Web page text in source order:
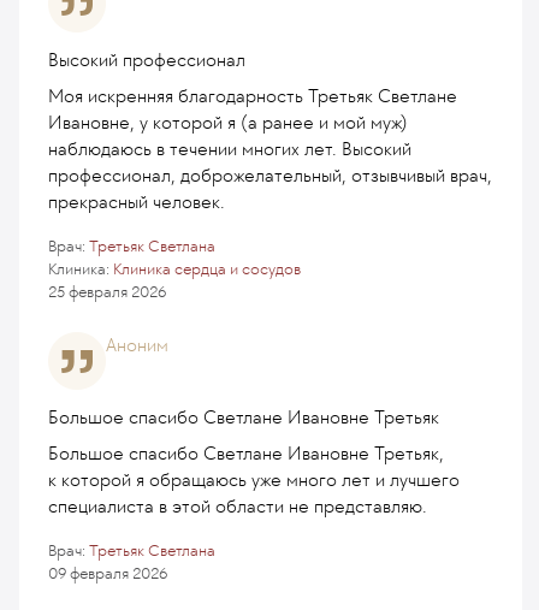
Высокий профессионал
Моя искренняя благодарность Третьяк Светлане
Ивановне, у которой я (а ранее и мой муж)
наблюдаюсь в течении многих лет. Высокий
профессионал, доброжелательный, отзывчивый врач,
прекрасный человек.
Клиника: Клиника сердца и сосудов
Врач: Третьяк Светлана
25 февраля 2026
Аноним
Большое спасибо Светлане Ивановне Третьяк
Большое спасибо Светлане Ивановне Третьяк,
к которой я обращаюсь уже много лет и лучшего
специалиста в этой области не представляю.
Врач: Третьяк Светлана
09 февраля 2026